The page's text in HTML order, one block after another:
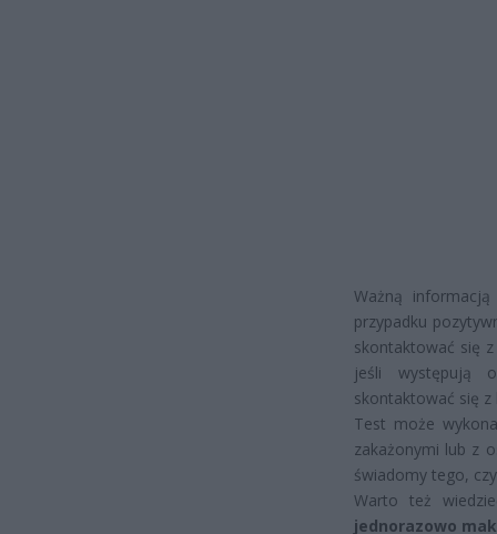
Ważną
przypadku
skontaktować się
jeśli występują
skontaktować się z
Test może
zakażonymi lub z
świadomy tego,
Warto też
jednorazowo